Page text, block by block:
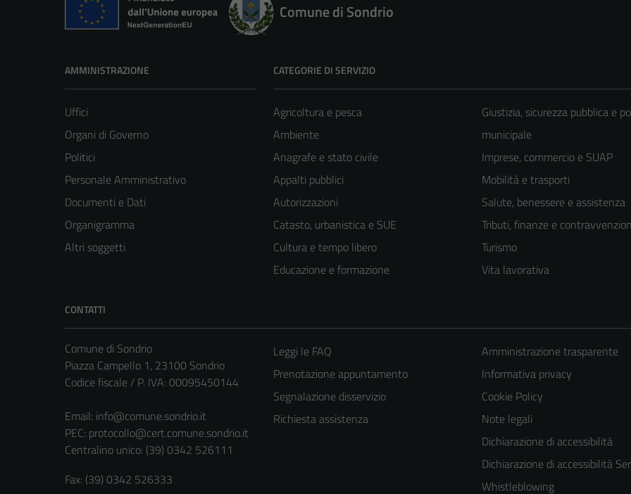
Comune di Sondrio
AMMINISTRAZIONE
Uffici
Organi di Governo
Politici
Personale Amministrativo
Documenti e Dati
Organigramma
Altri soggetti
CATEGORIE DI SERVIZIO
Agricoltura e pesca
Ambiente
Anagrafe e stato civile
Appalti pubblici
Autorizzazioni
Catasto, urbanistica e SUE
Cultura e tempo libero
Educazione e formazione
Giustizia, sicurezza pubblica e
municipale
Imprese, commercio e SUAP
Mobilità e trasporti
Salute, benessere e assistenza
Tributi, finanze e
Turismo
Vita lavorativa
CONTATTI
Comune di Sondrio
Piazza Campello 1, 23100 Sondrio
Codice fiscale / P. IVA: 00095450144
Email: info@comune.sondrio.it
PEC: protocollo@cert.comune.sondrio.it
Centralino unico: (39) 0342 526111
Fax: (39) 0342 526333
Leggi le FAQ
Prenotazione appuntamento
Segnalazione disservizio
Richiesta assistenza
Amministrazione trasparente
Informativa privacy
Cookie Policy
Note legali
Dichiarazione di accessibilità
Dichiarazione di accessibilità
Whistleblowing